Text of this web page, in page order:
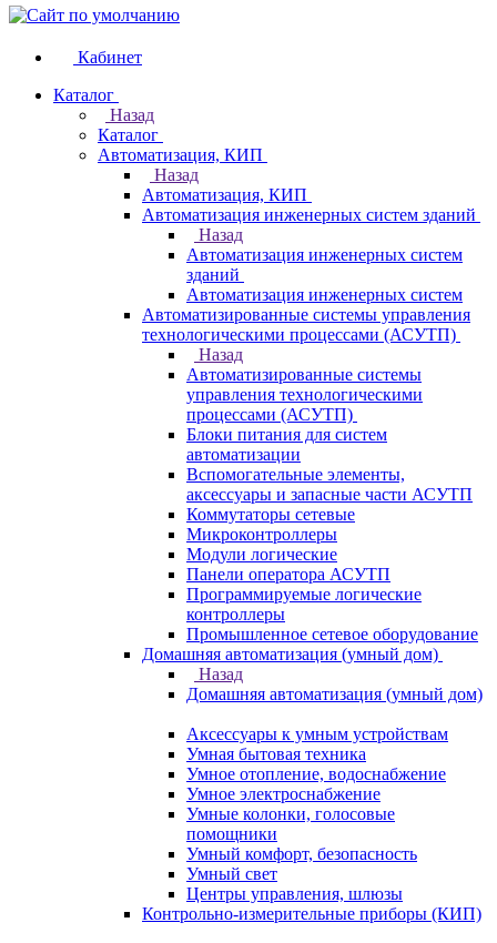
Кабинет
Каталог
Назад
Каталог
Автоматизация, КИП
Назад
Автоматизация, КИП
Автоматизация инженерных систем зданий
Назад
Автоматизация инженерных систем
зданий
Автоматизация инженерных систем
Автоматизированные системы управления
технологическими процессами (АСУТП)
Назад
Автоматизированные системы
управления технологическими
процессами (АСУТП)
Блоки питания для систем
автоматизации
Вспомогательные элементы,
аксессуары и запасные части АСУТП
Коммутаторы сетевые
Микроконтроллеры
Модули логические
Панели оператора АСУТП
Программируемые логические
контроллеры
Промышленное сетевое оборудование
Домашняя автоматизация (умный дом)
Назад
Домашняя автоматизация (умный дом)
Аксессуары к умным устройствам
Умная бытовая техника
Умное отопление, водоснабжение
Умное электроснабжение
Умные колонки, голосовые
помощники
Умный комфорт, безопасность
Умный свет
Центры управления, шлюзы
Контрольно-измерительные приборы (КИП)